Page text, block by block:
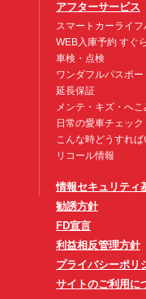
アフターサービス
スマートカーライフ
WEB入庫予約 すぐ
車検・点検
ワンダフルパスポー
延長保証
メンテ・キズ・へこ
日常の愛車チェック
こんな時どうすれば
リコール情報
情報セキュリティ
勧誘方針
FD宣言
利益相反管理方針
プライバシーポリ
サイトのご利用に